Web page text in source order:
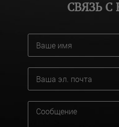
СВЯЗЬ